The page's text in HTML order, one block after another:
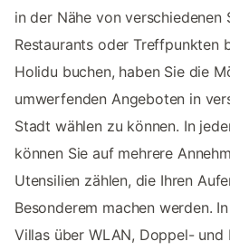
in der Nähe von verschiedenen
Restaurants oder Treffpunkten
Holidu buchen, haben Sie die
umwerfenden Angeboten in
Stadt wählen zu können. In
können Sie auf mehrere
Utensilien zählen, die Ihren
Besonderem machen werden.
Villas über WLAN, Doppel- und